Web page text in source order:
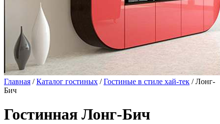
Главная /Каталог гостиных /Гостиные в стиле хай-тек / Лонг-
Бич
Гостинная Лонг-Бич